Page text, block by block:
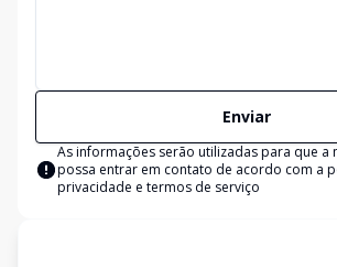
Enviar
As informações serão utilizadas para que a
possa entrar em contato de acordo com a
privacidade e termos de serviço